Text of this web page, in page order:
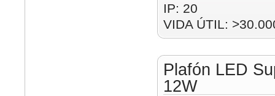
IP: 20
VIDA ÚTIL:
Plafón LED
12W